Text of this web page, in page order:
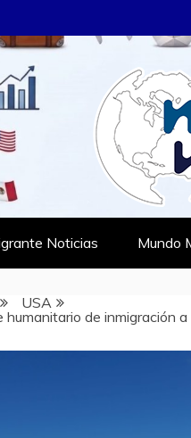
Noticias Mundo
USA
de inmigración